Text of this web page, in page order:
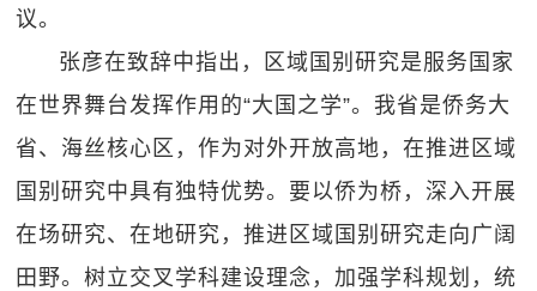
议。
张彦在致辞中指出，区域国别研究是服务国家
在世界舞台发挥作用的“大国之学”。我省是侨务大
省、海丝核心区，作为对外开放高地，在推进区域
国别研究中具有独特优势。要以侨为桥，深入开展
在场研究、在地研究，推进区域国别研究走向广阔
田野。树立交叉学科建设理念，加强学科规划，统